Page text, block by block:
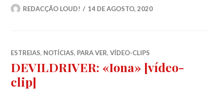
REDACÇÃO LOUD! 14 DE AGOSTO, 2020
ESTREIAS, NOTÍCIAS, PARA VER,VÍDEO-CLIPS
DEVILDRIVER: «Iona» [vídeo-
clip]